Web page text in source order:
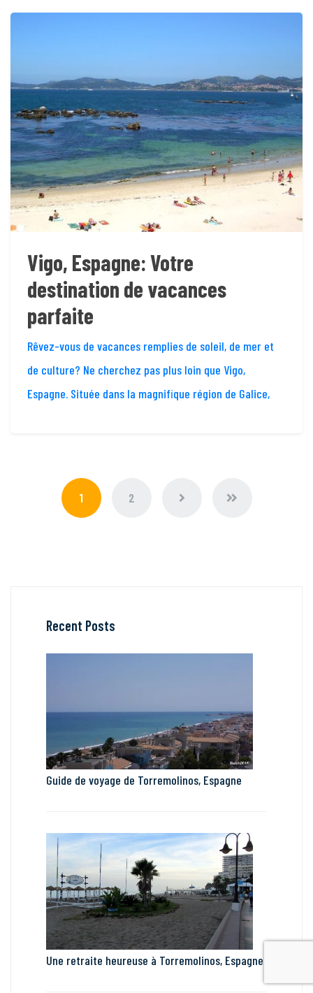
Vigo, Espagne: Votre
destination de vacances
parfaite
Rêvez-vous de vacances remplies de soleil, de mer et
de culture? Ne cherchez pas plus loin que Vigo,
Espagne. Située dans la magnifique région de Galice,
1 2
Recent Posts
Guide de voyage de Torremolinos, Espagne
Une retraite heureuse à Torremolinos, Espagne